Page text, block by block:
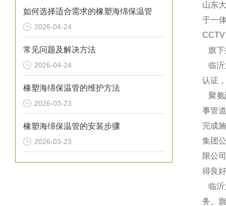
如何选择适合需求的橡塑海绵保温管
2026-04-24
常见问题及解决方法
2026-04-24
橡塑海绵保温管的维护方法
2026-03-23
橡塑海绵保温管的安装步骤
2026-03-23
山东
于一
旗下
临沂
认证
聚氨
事管
完成
集团
限公
得良
临沂
务。